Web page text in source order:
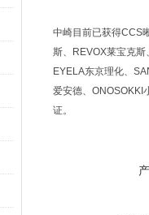
中崎目前已获得CCS
斯、REVOX莱宝克斯
EYELA东京理化、
爱安德、ONOSOKKI
证。